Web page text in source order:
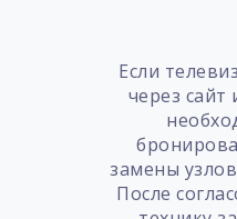
Если
через
замены
После